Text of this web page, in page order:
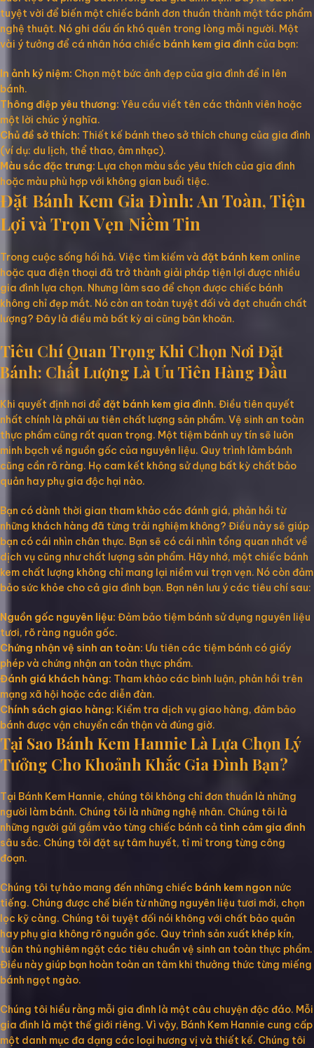
tuyệt vời để biến một chiếc bánh đơn thuần thành một tác phẩm
nghệ thuật. Nó ghi dấu ấn khó quên trong lòng mỗi người. Một
vài ý tưởng để cá nhân hóa chiếc bánh kem gia đình của bạn:
In ảnh kỷ niệm: Chọn một bức ảnh đẹp của gia đình để in lên
bánh.
Thông điệp yêu thương: Yêu cầu viết tên các thành viên hoặc
một lời chúc ý nghĩa.
Chủ đề sở thích: Thiết kế bánh theo sở thích chung của gia đình
(ví dụ: du lịch, thể thao, âm nhạc).
Màu sắc đặc trưng: Lựa chọn màu sắc yêu thích của gia đình
hoặc màu phù hợp với không gian buổi tiệc.
Đặt Bánh Kem Gia Đình: An Toàn, Tiện
Lợi và Trọn Vẹn Niềm Tin
Trong cuộc sống hối hả. Việc tìm kiếm và đặt bánh kem online
hoặc qua điện thoại đã trở thành giải pháp tiện lợi được nhiều
gia đình lựa chọn. Nhưng làm sao để chọn được chiếc bánh
không chỉ đẹp mắt. Nó còn an toàn tuyệt đối và đạt chuẩn chất
lượng? Đây là điều mà bất kỳ ai cũng băn khoăn.
Tiêu Chí Quan Trọng Khi Chọn Nơi Đặt
Bánh: Chất Lượng Là Ưu Tiên Hàng Đầu
Khi quyết định nơi đểđặt bánh kem gia đình. Điều tiên quyết
nhất chính là phải ưu tiên chất lượng sản phẩm. Vệ sinh an toàn
thực phẩm cũng rất quan trọng. Một tiệm bánh uy tín sẽ luôn
minh bạch về nguồn gốc của nguyên liệu. Quy trình làm bánh
cũng cần rõ ràng. Họ cam kết không sử dụng bất kỳ chất bảo
quản hay phụ gia độc hại nào.
Bạn có dành thời gian tham khảo các đánh giá, phản hồi từ
những khách hàng đã từng trải nghiệm không? Điều này sẽ giúp
bạn có cái nhìn chân thực. Bạn sẽ có cái nhìn tổng quan nhất về
dịch vụ cũng như chất lượng sản phẩm. Hãy nhớ, một chiếc bánh
kem chất lượng không chỉ mang lại niềm vui trọn vẹn. Nó còn đảm
bảo sức khỏe cho cả gia đình bạn. Bạn nên lưu ý các tiêu chí sau:
Nguồn gốc nguyên liệu: Đảm bảo tiệm bánh sử dụng nguyên liệu
tươi, rõ ràng nguồn gốc.
Chứng nhận vệ sinh an toàn: Ưu tiên các tiệm bánh có giấy
phép và chứng nhận an toàn thực phẩm.
Đánh giá khách hàng: Tham khảo các bình luận, phản hồi trên
mạng xã hội hoặc các diễn đàn.
Chính sách giao hàng: Kiểm tra dịch vụ giao hàng, đảm bảo
bánh được vận chuyển cẩn thận và đúng giờ.
Tại Sao Bánh Kem Hannie Là Lựa Chọn Lý
Tưởng Cho Khoảnh Khắc Gia Đình Bạn?
Tại Bánh Kem Hannie, chúng tôi không chỉ đơn thuần là những
người làm bánh. Chúng tôi là những nghệ nhân. Chúng tôi là
những người gửi gắm vào từng chiếc bánh cả tình cảm gia đình
sâu sắc. Chúng tôi đặt sự tâm huyết, tỉ mỉ trong từng công
đoạn.
Chúng tôi tự hào mang đến những chiếc bánh kem ngon nức
tiếng. Chúng được chế biến từ những nguyên liệu tươi mới, chọn
lọc kỹ càng. Chúng tôi tuyệt đối nói không với chất bảo quản
hay phụ gia không rõ nguồn gốc. Quy trình sản xuất khép kín,
tuân thủ nghiêm ngặt các tiêu chuẩn vệ sinh an toàn thực phẩm.
Điều này giúp bạn hoàn toàn an tâm khi thưởng thức từng miếng
bánh ngọt ngào.
Chúng tôi hiểu rằng mỗi gia đình là một câu chuyện độc đáo. Mỗi
gia đình là một thế giới riêng. Vì vậy, Bánh Kem Hannie cung cấp
một danh mục đa dạng các loại hương vị và thiết kế. Chúng tôi